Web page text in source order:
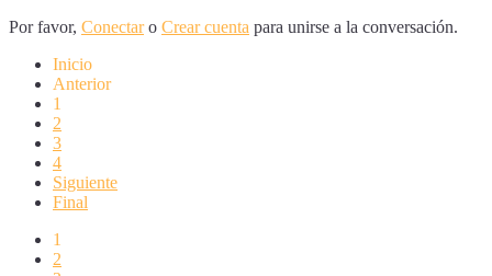
Por favor, Conectaro Crear cuenta para unirse a la conversación.
Inicio
Anterior
1
2
3
4
Siguiente
Final
1
2